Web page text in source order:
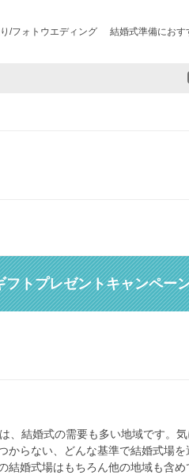
/フォトウエディング 結婚式準備におす
トプレゼントキャンペー
、結婚式の需要も多い地域です。
からない、どんな基準で結婚式場
結婚式場はもちろん他の地域も含め